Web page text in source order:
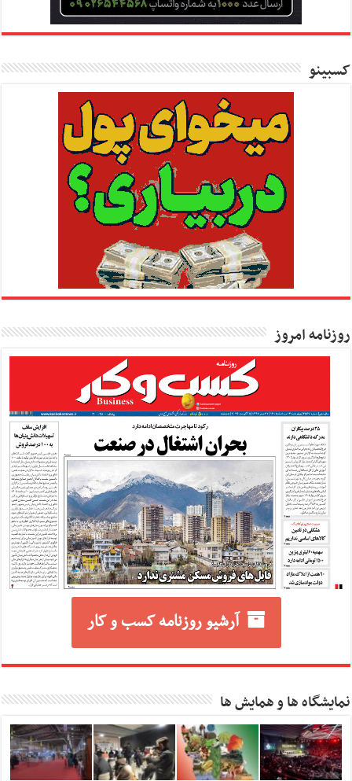
کسبینو
روزنامه امروز
آرشیو روزنامه کسب و کار
نمایشگاه ها و همایش ها